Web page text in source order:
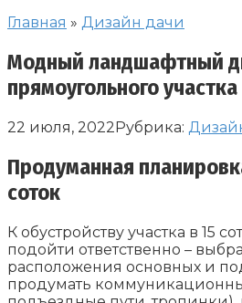
Главная » Дизайн дачи
Модный ландшафтный
прямоугольного участка
22 июля, 2022Рубрика:
Продуманная
соток
К обустройству участка в 15
подойти ответственно –
расположения основных и
продумать